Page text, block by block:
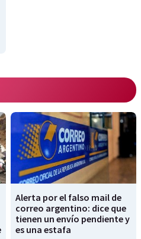
Alerta por el falso mail de
correo argentino: dice que
tienen un envío pendiente y
es una estafa